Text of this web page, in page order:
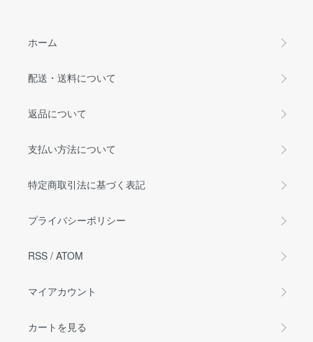
ホーム
配送・送料について
返品について
支払い方法について
特定商取引法に基づく表記
プライバシーポリシー
RSS / ATOM
マイアカウント
カートを見る